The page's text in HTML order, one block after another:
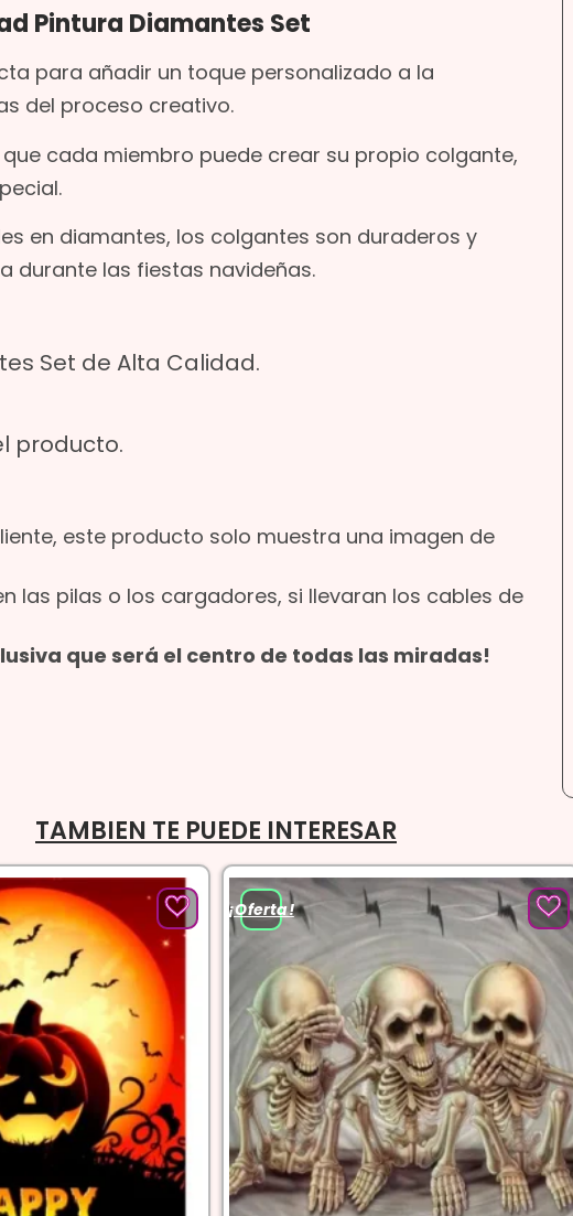
Pintura Diamantes Set
para añadir un toque personalizado a la
del proceso creativo.
cada miembro puede crear su propio colgante,
en diamantes, los colgantes son duraderos y
durante las fiestas navideñas.
Set de Alta Calidad.
producto.
este producto solo muestra una imagen de
las pilas o los cargadores, si llevaran los cables de
que será el centro de todas las miradas!
TAMBIEN TE PUEDE INTERESAR
¡Oferta!